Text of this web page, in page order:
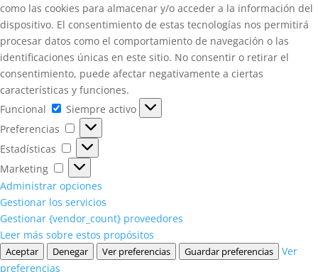
como las cookies para almacenar y/o acceder a la información del
dispositivo. El consentimiento de estas tecnologías nos permitirá
procesar datos como el comportamiento de navegación o las
identificaciones únicas en este sitio. No consentir o retirar el
consentimiento, puede afectar negativamente a ciertas
características y funciones.
Funcional
Funcional
Siempre activo
Preferencias
Preferencias
Estadísticas
Estadísticas
Marketing
Marketing
Administrar opciones
Gestionar los servicios
Gestionar {vendor_count} proveedores
Leer más sobre estos propósitos
Aceptar Denegar Ver preferencias Guardar preferencias
Ver
preferencias